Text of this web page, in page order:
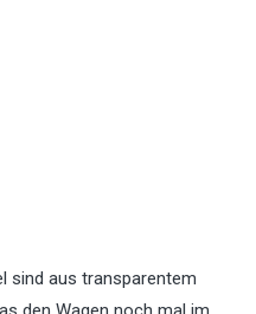
sind aus transparentem